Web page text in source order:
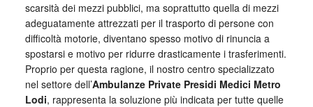
scarsità dei mezzi pubblici, ma soprattutto quella di mezzi
adeguatamente attrezzati per il trasporto di persone con
difficoltà motorie, diventano spesso motivo di rinuncia a
spostarsi e motivo per ridurre drasticamente i trasferimenti.
Proprio per questa ragione, il nostro centro specializzato
nel settore dell’Ambulanze Private Presidi Medici Metro
Lodi, rappresenta la soluzione più indicata per tutte quelle